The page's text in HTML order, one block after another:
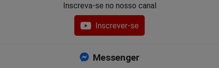
Inscreva-se no nosso canal
Inscrever-se
Messenger